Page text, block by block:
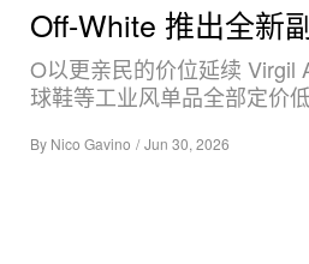
Off-White 推出全新
O以更亲民的价位延续 Virgil
球鞋等工业风单品全部定价
By Nico Gavino / Jun 30, 2026